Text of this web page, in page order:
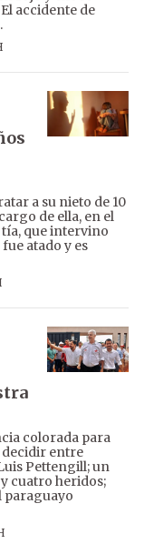
accidente de
a su nieto de 10
de ella, en el
tía, que intervino
atado y es
colorada para
decidir entre
Pettengill; un
cuatro heridos;
paraguayo